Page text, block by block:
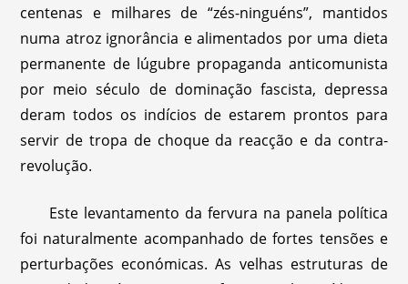
centenas e milhares de “zés-ninguéns”, mantidos
numa atroz ignorância e alimentados por uma dieta
permanente de lúgubre propaganda anticomunista
por meio século de dominação fascista, depressa
deram todos os indícios de estarem prontos para
servir de tropa de choque da reacção e da contra-
revolução.
Este levantamento da fervura na panela política
foi naturalmente acompanhado de fortes tensões e
perturbações económicas. As velhas estruturas de